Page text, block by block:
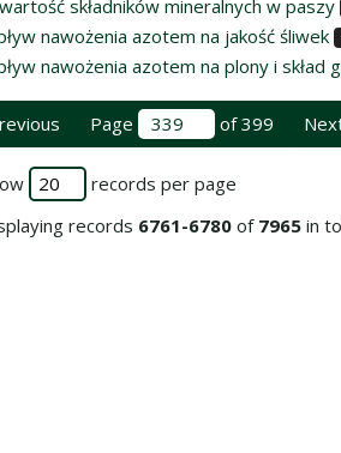
składników mineralnych w paszy
nawożenia azotem na jakość śliwek
nawożenia azotem na plony i skład
Page of 399
records per page
records 6761-6780 of 7965 in